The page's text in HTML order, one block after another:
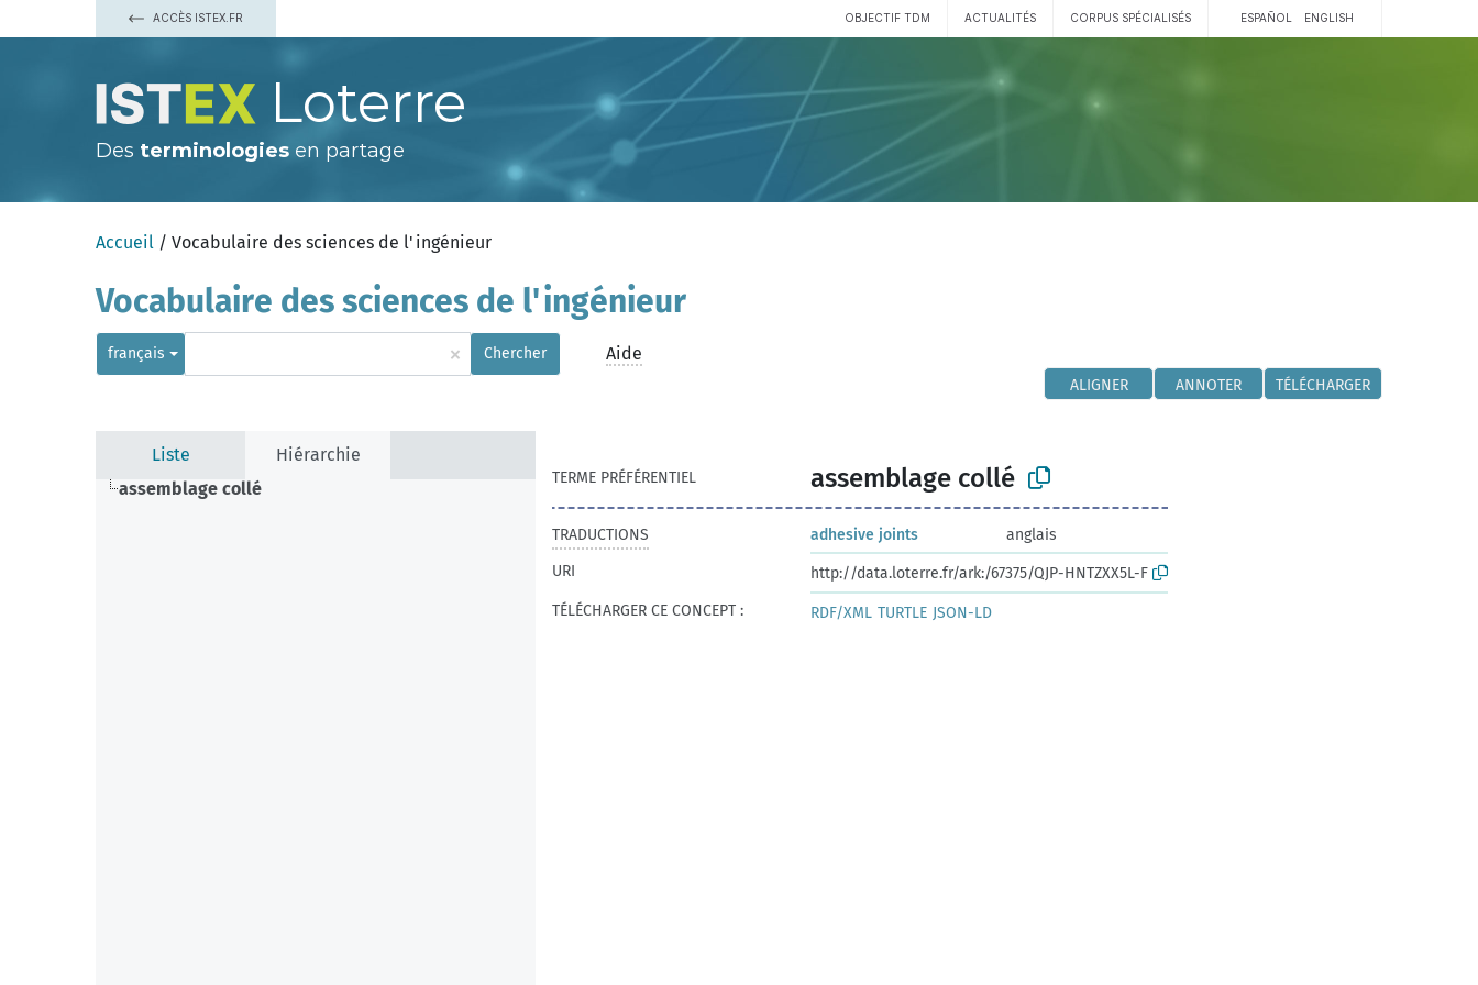
ACCÈS ISTEX.FR OBJECTIF TDM ACTUALITÉS CORPUS SPÉCIALISÉS ESPAÑOL ENGLISH
Loterre
Des terminologies en partage
Accueil / Vocabulaire des sciences de l'ingénieur
Vocabulaire des sciences de l'ingénieur
français × Chercher Aide
ALIGNER ANNOTER TÉLÉCHARGER
Liste
Hiérarchie
assemblage collé
TERME PRÉFÉRENTIEL assemblage collé
TRADUCTIONS adhesive joints
anglais
URI
http://data.loterre.fr/ark:/67375/QJP-HNTZXX5L-F
TÉLÉCHARGER CE CONCEPT :
RDF/XML TURTLE JSON-LD